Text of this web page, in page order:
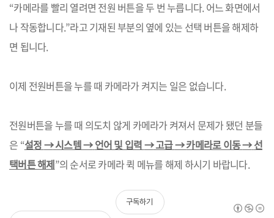
“카메라를 빨리 열려면 전원 버튼을 두 번 누릅니다.어느 화면에서
나 작동합니다.”라고 기재된 부분의 옆에 있는 선택 버튼을 해제하
면 됩니다.
이제 전원버튼을 누를 때 카메라가 켜지는 일은 없습니다.
전원버튼을 누를 때 의도치 않게 카메라가 켜져서 문제가 됐던 분들
은 “설정→시스템→언어 및 입력→고급→카메라로 이동→선
택버튼 해제”의 순서로 카메라 퀵 메뉴를 해제 하시기 바랍니다.
구독하기